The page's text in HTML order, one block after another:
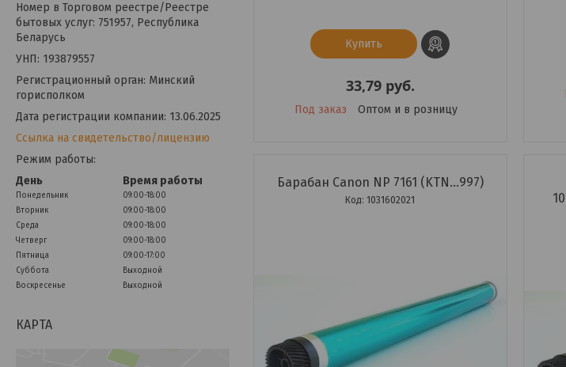
Купить
33,79 руб.
Под заказ Оптом и в розницу
Барабан Canon NP 7161 (KTN...997)
1031602021
Номер в Торговом реестре/Реестре
бытовых услуг: 751957, Республика
Беларусь
УНП: 193879557
Регистрационный орган: Минский
горисполком
Дата регистрации компании: 13.06.2025
Ссылка на свидетельство/лицензию
Режим работы:
День
Время работы
Понедельник
09:00-18:00
Вторник
09:00-18:00
Среда
09:00-18:00
Четверг
09:00-18:00
Пятница
09:00-17:00
Суббота
Выходной
Воскресенье
Выходной
КАРТА